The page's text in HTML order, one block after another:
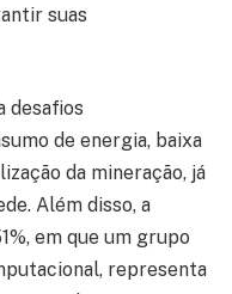
suas
desafios
de energia, baixa
da mineração, já
Além disso, a
em que um grupo
representa